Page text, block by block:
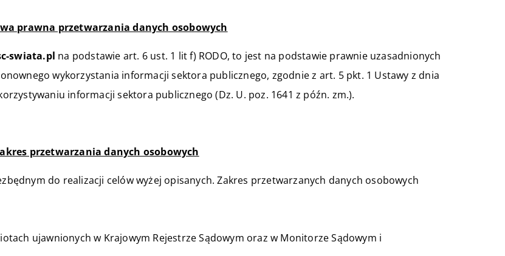
prawna przetwarzania danych osobowych
swiata.pl na podstawie art. 6 ust. 1 lit f) RODO, to jest na podstawie prawnie uzasadnionych
wykorzystania informacji sektora publicznego, zgodnie z art. 5 pkt. 1 Ustawy z dnia
informacji sektora publicznego (Dz. U. poz. 1641 z późn. zm.).
przetwarzania danych osobowych
do realizacji celów wyżej opisanych. Zakres przetwarzanych danych osobowych
ujawnionych w Krajowym Rejestrze Sądowym oraz w Monitorze Sądowym i